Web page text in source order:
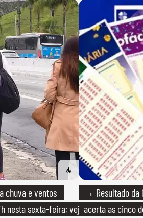
chuva e ventos
nesta sexta-feira; veja
→ Resultado da
acerta as cinco